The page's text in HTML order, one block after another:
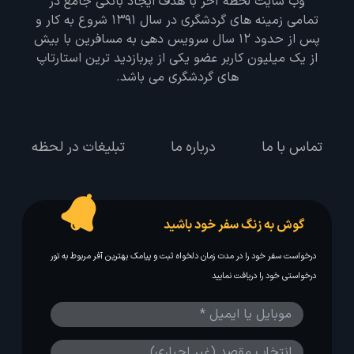
تمامی زمینه های گردشگری در سال 1391 شروع به کار و
پس از حدود 12 سال سرویس دهی به مسافرین با بیش
از یک میلیون کاربر عضو یکی از پربازدید ترین استارتاپ
های گردشگری می باشد.
تماس با ما درباره ما تبلیغات در لحظه
گوش به زنگ سفر خود باشید
درخواست سفر خود را در مدت زمان دلخواه ثبت و پیامک بهترین آفر مربوط به تور
درخواستی خود را دریافت نمایید